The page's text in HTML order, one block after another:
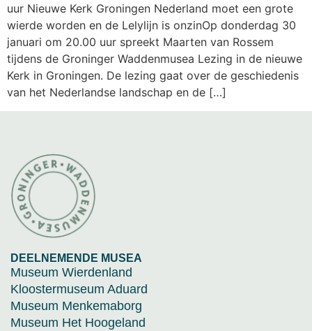
uur Nieuwe Kerk Groningen Nederland moet een grote
wierde worden en de Lelylijn is onzinOp donderdag 30
januari om 20.00 uur spreekt Maarten van Rossem
tijdens de Groninger Waddenmusea Lezing in de nieuwe
Kerk in Groningen. De lezing gaat over de geschiedenis
van het Nederlandse landschap en de […]
DEELNEMENDE MUSEA
Museum Wierdenland
Kloostermuseum Aduard
Museum Menkemaborg
Museum Het Hoogeland